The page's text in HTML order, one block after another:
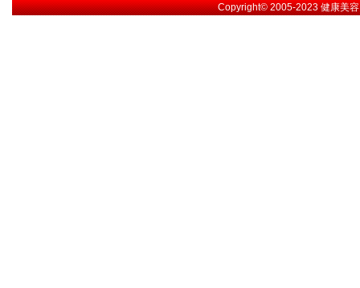
Copyright© 2005-2023健康美